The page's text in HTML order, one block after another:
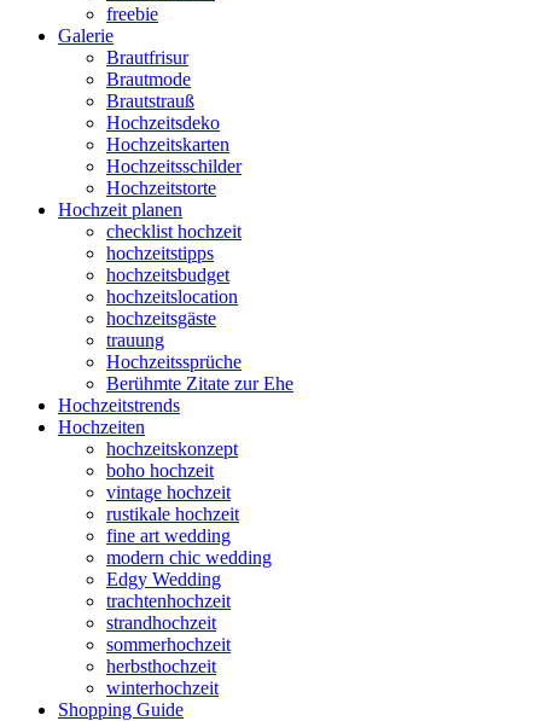
freebie
Galerie
Brautfrisur
Brautmode
Brautstrauß
Hochzeitsdeko
Hochzeitskarten
Hochzeitsschilder
Hochzeitstorte
Hochzeit planen
checklist hochzeit
hochzeitstipps
hochzeitsbudget
hochzeitslocation
hochzeitsgäste
trauung
Hochzeitssprüche
Berühmte Zitate zur Ehe
Hochzeitstrends
Hochzeiten
hochzeitskonzept
boho hochzeit
vintage hochzeit
rustikale hochzeit
fine art wedding
modern chic wedding
Edgy Wedding
trachtenhochzeit
strandhochzeit
sommerhochzeit
herbsthochzeit
winterhochzeit
Shopping Guide